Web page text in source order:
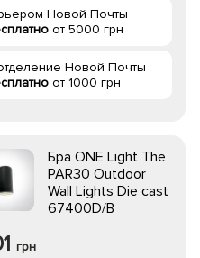
Новой Почты
от 5000 грн
Новой Почты
от 1000 грн
Бра ONE Light The
PAR30 Outdoor
Wall Lights Die cast
67400D/B
грн